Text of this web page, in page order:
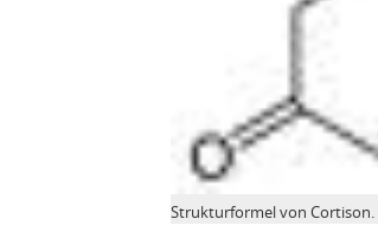
Strukturformel von